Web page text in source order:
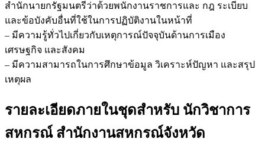
สำนักนายกรัฐมนตรีว่าด้วยพนักงานราชการและ กฎ ระเบียบ
และข้อบังคับอื่นที่ใช้ในการปฏิบัติงานในหน้าที่
– มีความรู้ทั่วไปเกี่ยวกับเหตุการณ์ปัจจุบันด้านการเมือง
เศรษฐกิจ และสังคม
– มีความสามารถในการศึกษาข้อมูล วิเคราะห์ปัญหา และสรุป
เหตุผล
รายละเอียดภายในชุดสำหรับ นักวิชาการ
สหกรณ์ สำนักงานสหกรณ์จังหวัด